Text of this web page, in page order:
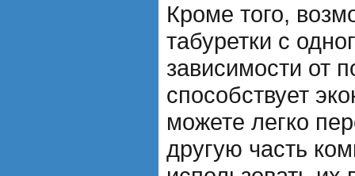
Кроме того,
табуретки с
зависимости от
способствует
можете легко
другую часть